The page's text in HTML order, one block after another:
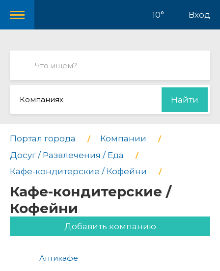
10° Вход
Компаниях Найти
Портал города
Компании
Досуг / Развлечения / Еда
Кафе-кондитерские / Кофейни
Кафе-кондитерские /
Кофейни
Добавить компанию
Антикафе